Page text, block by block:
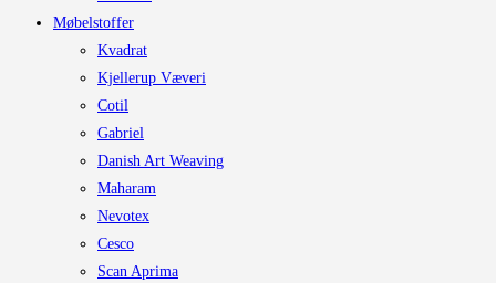
Møbelstoffer
Kvadrat
Kjellerup Væveri
Cotil
Gabriel
Danish Art Weaving
Maharam
Nevotex
Cesco
Scan Aprima